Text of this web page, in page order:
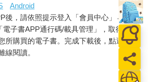
Android
後，請依照提示登入「會員中心」→「我
子書APP通行碼/載具管理」，取得通行
所購買的電子書。完成下載後，點選任一
線閱讀。